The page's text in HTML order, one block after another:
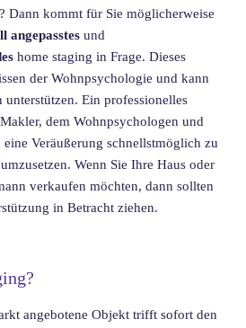
Dann kommt für Sie möglicherweise
angepasstes und
home staging in Frage. Dieses
der Wohnpsychologie und kann
unterstützen. Ein professionelles
dem Wohnpsychologen und
Veräußerung schnellstmöglich zu
Wenn Sie Ihre Haus oder
verkaufen möchten, dann sollten
in Betracht ziehen.
angebotene Objekt trifft sofort den